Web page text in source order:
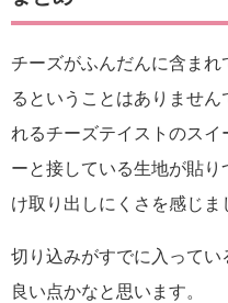
チーズがふんだんに含ま
るということはありませ
れるチーズテイストのス
ーと接している生地が貼
け取り出しにくさを感じま
切り込みがすでに入って
良い点かなと思います。